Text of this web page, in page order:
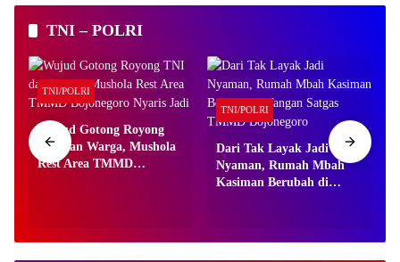
TNI – POLRI
TNI/POLRI
Wujud Gotong Royong
TNI dan Warga, Mushola
Rest Area TMMD
TNI/POLRI
Dari Tak Layak Jadi
Nyaman, Rumah Mbah
Kasiman Berubah di